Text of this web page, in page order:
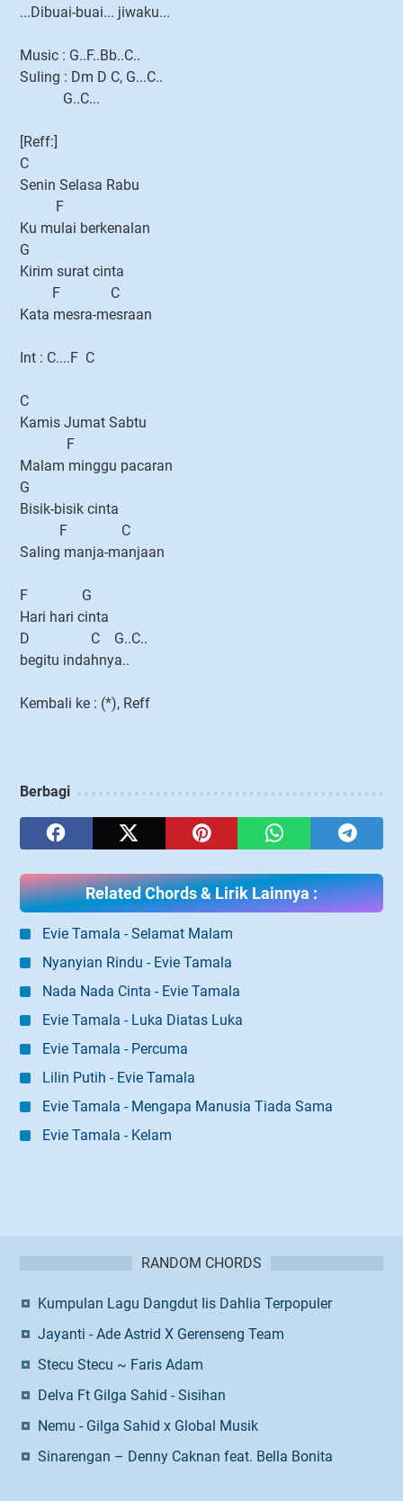
...Dibuai-buai... jiwaku...
Music : G..F..Bb..C..
Suling : Dm D C, G...C..
G..C...
[Reff:]
C
Senin Selasa Rabu
F
Ku mulai berkenalan
G
Kirim surat cinta
F C
Kata mesra-mesraan
Int : C....F C
C
Kamis Jumat Sabtu
F
Malam minggu pacaran
G
Bisik-bisik cinta
F C
Saling manja-manjaan
F G
Hari hari cinta
D C G..C..
begitu indahnya..
Kembali ke : (*), Reff
Berbagi
Related Chords & Lirik Lainnya :
Evie Tamala - Selamat Malam
Nyanyian Rindu - Evie Tamala
Nada Nada Cinta - Evie Tamala
Evie Tamala - Luka Diatas Luka
Evie Tamala - Percuma
Lilin Putih - Evie Tamala
Evie Tamala - Mengapa Manusia Tiada Sama
Evie Tamala - Kelam
RANDOM CHORDS
Kumpulan Lagu Dangdut Iis Dahlia Terpopuler
Jayanti - Ade Astrid X Gerenseng Team
Stecu Stecu ~ Faris Adam
Delva Ft Gilga Sahid - Sisihan
Nemu - Gilga Sahid x Global Musik
Sinarengan – Denny Caknan feat. Bella Bonita